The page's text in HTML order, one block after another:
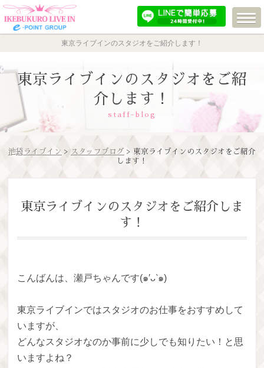
東京ライブインのスタジオをご紹介します！
東京ライブインのスタジオをご紹
介します！
staff-blog
池袋ライブイン > スタッフブログ > 東京ライブインのスタジオをご紹介
します！
東京ライブインのスタジオをご紹介しま
す！
こんばんは、瀬戸ちゃんです(๑′ᴗ‵๑)
東京ライブインではスタジオのお仕事をおすすめして
いますが、
どんなスタジオなのか事前に少しでも知りたい！と思
いますよね？